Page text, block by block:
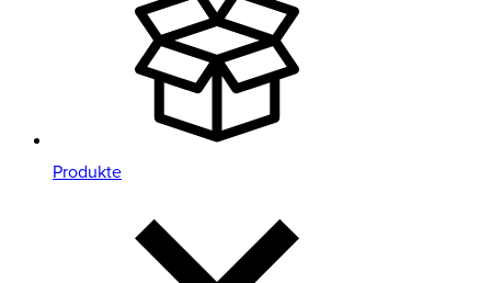
Produkte